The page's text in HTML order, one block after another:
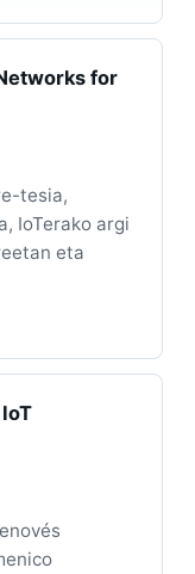
for
tesia,
IoTerako argi
eta